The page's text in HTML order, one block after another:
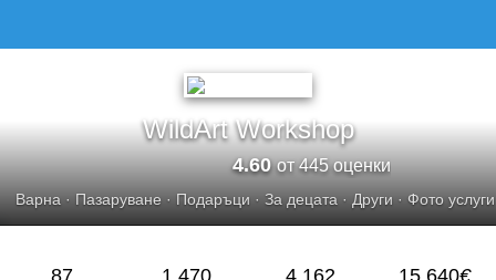
WildArt Workshop
4.60от 445 оценки
Варна · Пазаруване · Подаръци · За децата · Други · Фото услуги
87 1 470 4 162 15 640€